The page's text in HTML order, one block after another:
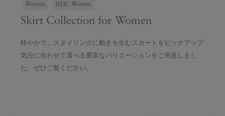
Women RHC Women
Skirt Collection for Women
軽やかで、スタイリングに動きを生むスカートをピックアップ
気分に合わせて選べる豊富なバリエーションをご用意しまし
た。ぜひご覧ください。